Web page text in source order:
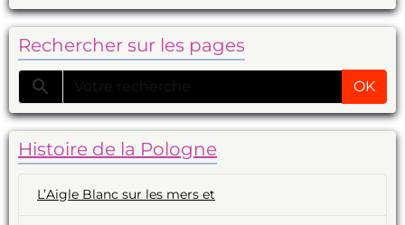
Rechercher sur les pages
OK
Histoire de la Pologne
L’Aigle Blanc sur les mers et